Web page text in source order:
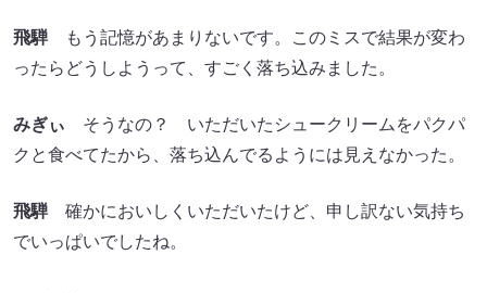
飛騨 もう記憶があまりないです。このミスで結果が変わ
ったらどうしようって、すごく落ち込みました。
みぎぃ そうなの？ いただいたシュークリームをパクパ
クと食べてたから、落ち込んでるようには見えなかった。
飛騨 確かにおいしくいただいたけど、申し訳ない気持ち
でいっぱいでしたね。